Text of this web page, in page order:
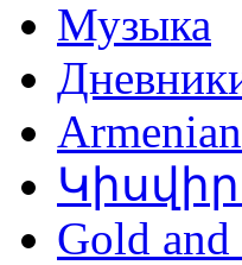
Музыка
Gold